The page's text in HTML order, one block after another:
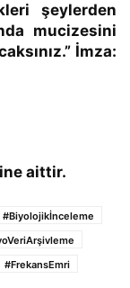
şeylerden
mucizesini
İmza:
aittir.
#Biyolojikİnceleme
#FrekansEmri